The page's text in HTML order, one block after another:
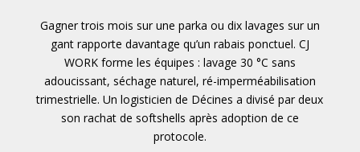
Gagner trois mois sur une parka ou dix lavages sur un
gant rapporte davantage qu’un rabais ponctuel. CJ
WORK forme les équipes : lavage 30 °C sans
adoucissant, séchage naturel, ré-imperméabilisation
trimestrielle. Un logisticien de Décines a divisé par deux
son rachat de softshells après adoption de ce
protocole.